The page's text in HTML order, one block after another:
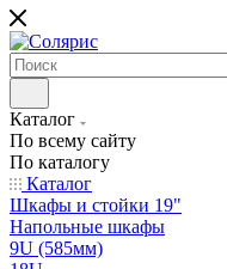
Каталог
По всему сайту
По каталогу
Каталог
Шкафы и стойки 19"
Напольные шкафы
9U (585мм)